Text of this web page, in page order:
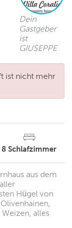
Dein
Gastgeber
ist
GIUSEPPE
ist nicht mehr
8 Schlafzimmer
aus dem
Hügel von
alles